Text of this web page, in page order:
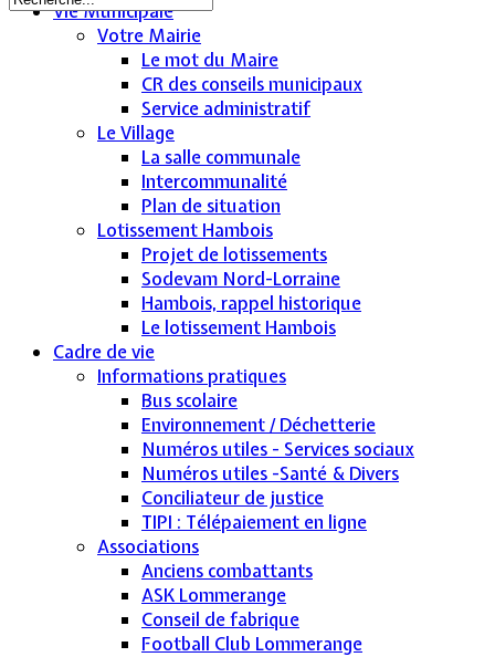
Vie Municipale
Votre Mairie
Le mot du Maire
CR des conseils municipaux
Service administratif
Le Village
La salle communale
Intercommunalité
Plan de situation
Lotissement Hambois
Projet de lotissements
Sodevam Nord-Lorraine
Hambois, rappel historique
Le lotissement Hambois
Cadre de vie
Informations pratiques
Bus scolaire
Environnement / Déchetterie
Numéros utiles - Services sociaux
Numéros utiles -Santé & Divers
Conciliateur de justice
TIPI : Télépaiement en ligne
Associations
Anciens combattants
ASK Lommerange
Conseil de fabrique
Football Club Lommerange